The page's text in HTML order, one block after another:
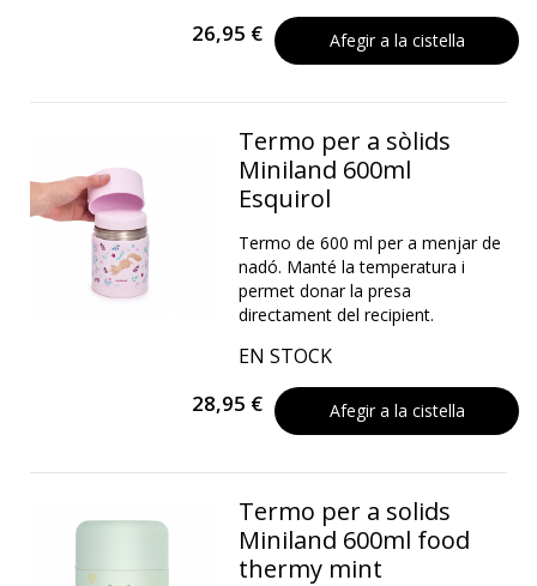
26,95 € Afegir a la cistella
Termo per a sòlids
Miniland 600ml
Esquirol
Termo de 600 ml per a menjar de
nadó. Manté la temperatura i
permet donar la presa
directament del recipient.
EN STOCK
28,95 € Afegir a la cistella
Termo per a solids
Miniland 600ml food
thermy mint